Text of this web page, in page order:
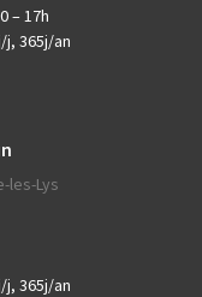
– 17h
j, 365j/an
les-Lys
j, 365j/an